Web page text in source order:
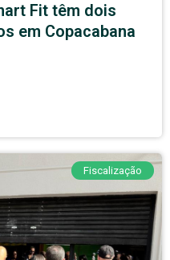
Fit têm dois
em Copacabana
Fiscalização